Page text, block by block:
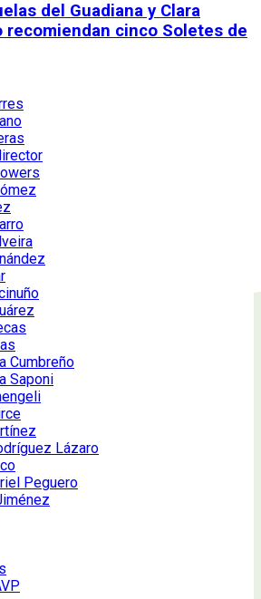
del Guadiana y Clara
recomiendan cinco Soletes de
Cumbreño
Saponi
Lázaro
Peguero